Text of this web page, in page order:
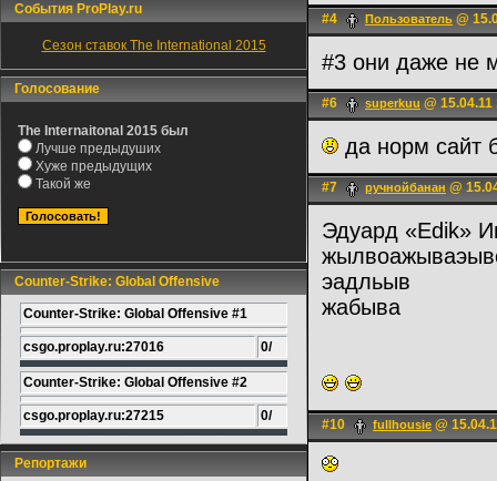
События ProPlay.ru
Сезон ставок The International 2015
Голосование
The Internaitonal 2015 был
Лучше предыдуших
Хуже предыдущих
Такой же
Counter-Strike: Global Offensive
Counter-Strike: Global Offensive #1
csgo.proplay.ru:27016 0/
Counter-Strike: Global Offensive #2
csgo.proplay.ru:27215 0/
Репортажи
#4 Пользователь @
#3 они даже не
#6 superkuu @ 15.04.11
да норм сайт
#7 ручнойбанан @
Эдуард «Edik»
эадльыв
жабыва
#10 fullhousie @